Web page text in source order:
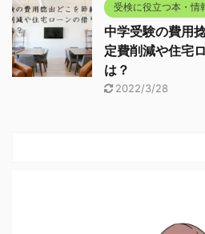
受検に役立つ本・情
中学受験の費用
定費削減や住宅
は？
2022/3/28